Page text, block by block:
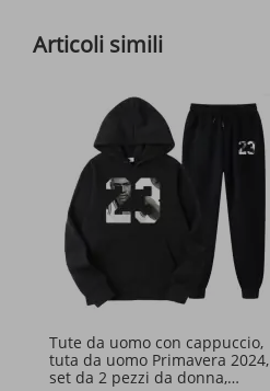
Articoli simili
Tute da uomo con cappuccio,
tuta da uomo Primavera 2024,
set da 2 pezzi da donna,